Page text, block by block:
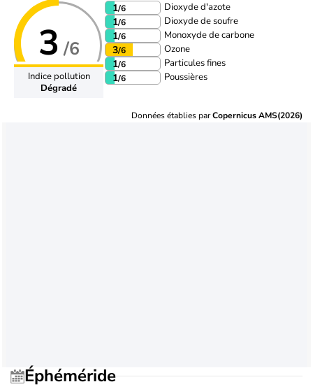
3 /6
Indice pollution
Dégradé
1/6 Dioxyde d'azote
1/6 Dioxyde de soufre
1/6 Monoxyde de carbone
3/6 Ozone
1/6 Particules fines
1/6 Poussières
Données établies parCopernicus AMS(2026)
Éphéméride